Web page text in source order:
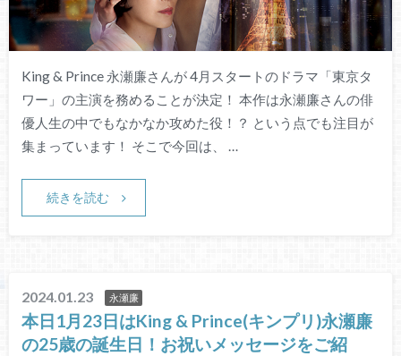
King & Prince 永瀬廉さんが 4月スタートのドラマ「東京タ
ワー」の主演を務めることが決定！ 本作は永瀬廉さんの俳
優人生の中でもなかなか攻めた役！？ という点でも注目が
集まっています！ そこで今回は、 …
続きを読む
2024.01.23 永瀬廉
本日1月23日はKing & Prince(キンプリ)永瀬廉
の25歳の誕生日！お祝いメッセージをご紹